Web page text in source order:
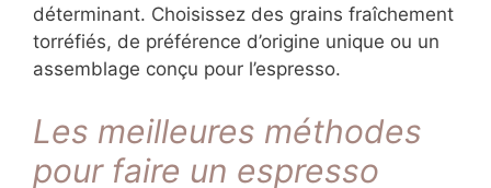
déterminant. Choisissez des grains fraîchement
torréfiés, de préférence d’origine unique ou un
assemblage conçu pour l’espresso.
Les meilleures méthodes
pour faire un espresso